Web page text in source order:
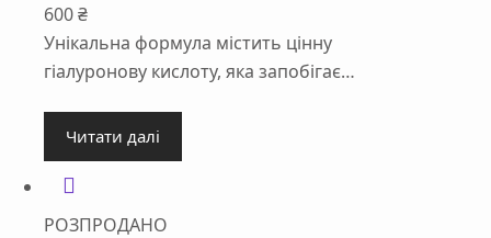
600₴
Унікальна формула містить цінну
гіалуронову кислоту, яка запобігає…
Читати далі
РОЗПРОДАНО